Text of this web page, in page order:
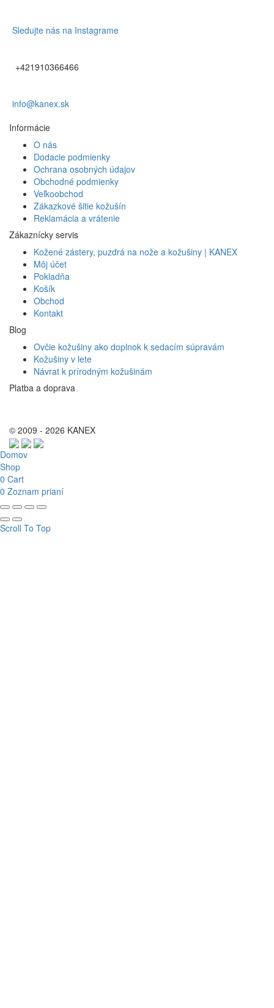
Sledujte nás na Instagrame
+421910366466
info@kanex.sk
Informácie
O nás
Dodacie podmienky
Ochrana osobných údajov
Obchodné podmienky
Veľkoobchod
Zákazkové šitie kožušín
Reklamácia a vrátenie
Zákaznícky servis
Kožené zástery, puzdrá na nože a kožušiny | KANEX
Môj účet
Pokladňa
Košík
Obchod
Kontakt
Blog
Ovčie kožušiny ako doplnok k sedacím súpravám
Kožušiny v lete
Návrat k prírodným kožušinám
Platba a doprava
© 2009 - 2026 KANEX
Domov
Shop
0 Cart
0 Zoznam prianí
Scroll To Top